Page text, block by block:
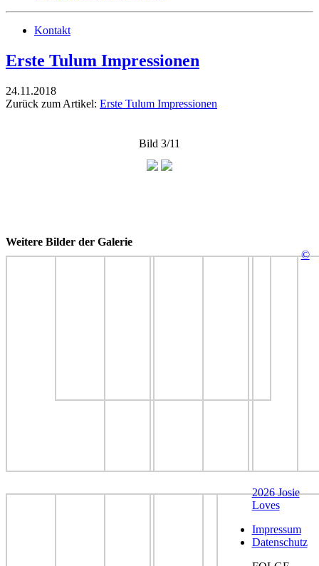
Kontakt
Erste Tulum Impressionen
24.11.2018
Zurück zum Artikel: Erste Tulum Impressionen
Bild 3/11
Weitere Bilder der Galerie
©
2026 Josie
Loves
Impressum
Datenschutz